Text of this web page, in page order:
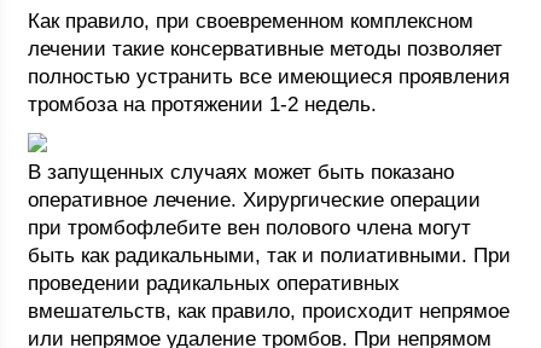
Как правило, при своевременном комплексном
лечении такие консервативные методы позволяет
полностью устранить все имеющиеся проявления
тромбоза на протяжении 1-2 недель.
В запущенных случаях может быть показано
оперативное лечение. Хирургические операции
при тромбофлебите вен полового члена могут
быть как радикальными, так и полиативными. При
проведении радикальных оперативных
вмешательств, как правило, происходит непрямое
или непрямое удаление тромбов. При непрямом